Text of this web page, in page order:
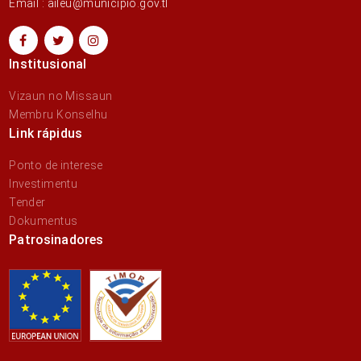
Email : aileu@municipio.gov.tl
Institusional
Vizaun no Missaun
Membru Konselhu
Link rápidus
Ponto de interese
Investimentu
Tender
Dokumentus
Patrosinadores